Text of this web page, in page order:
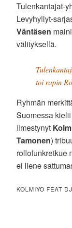
Tulenkantajat-
Levyhyllyt-
Väntäsen
välityksellä.
toi rapin
Ryhmän
Suomessa
ilmestynyt
Tamonen)
rollofunkretkue
ei liene
KOLMIYO FEAT